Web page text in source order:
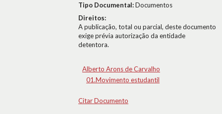
Tipo Documental:Documentos
Direitos:
A publicação, total ou parcial, deste documento
exige prévia autorização da entidade
detentora.
Alberto Arons de Carvalho
01.Movimento estudantil
Citar Documento